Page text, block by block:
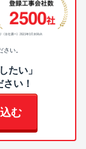
い。
たい」
い！
む